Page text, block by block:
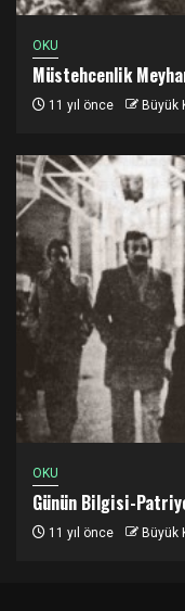
OKU
Müstehcenlik
11 yıl önce Büyük
OKU
Günün Bilgisi-
11 yıl önce Büyük